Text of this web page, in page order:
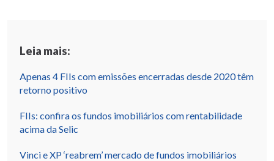
Leia mais:
Apenas 4 FIIs com emissões encerradas desde 2020 têm
retorno positivo
FIIs: confira os fundos imobiliários com rentabilidade
acima da Selic
Vinci e XP ‘reabrem’ mercado de fundos imobiliários